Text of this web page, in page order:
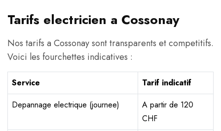
Tarifs electricien a Cossonay
Nos tarifs a Cossonay sont transparents et competitifs.
Voici les fourchettes indicatives :
Service
Tarif indicatif
Depannage electrique (journee)
A partir de 120
CHF